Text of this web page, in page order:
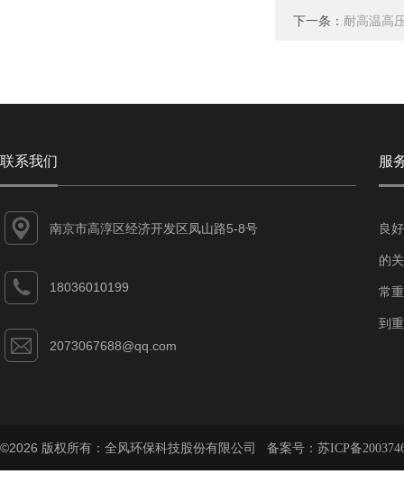
下一条： 耐高温高
联系我们
南京市高淳区经济开发区凤山路5-8号
18036010199
2073067688@qq.com
服
良
的
常
到
©2026 版权所有：全风环保科技股份有限公司 备案号： 苏ICP备